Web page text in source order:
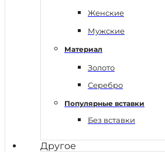
Женские
Мужские
Материал
Золото
Серебро
Популярные вставки
Без вставки
Другое